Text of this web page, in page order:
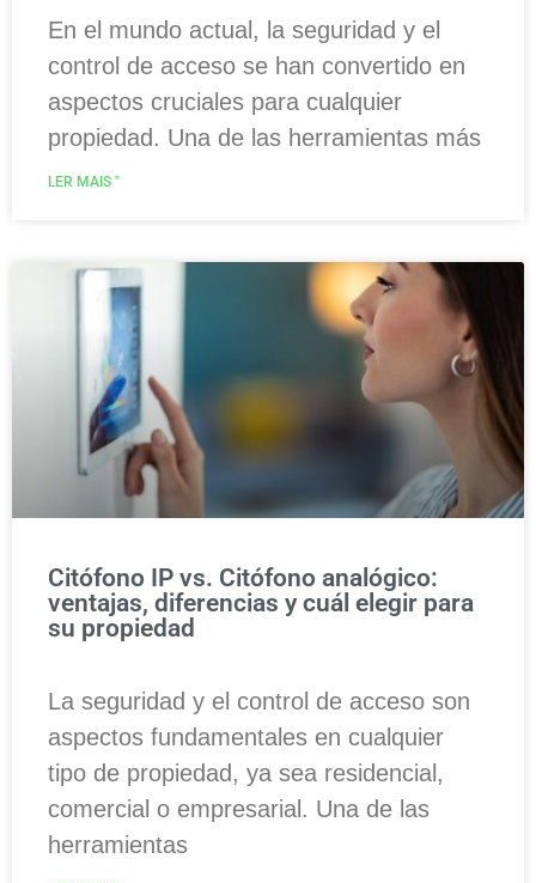
En el mundo actual, la seguridad y el
control de acceso se han convertido en
aspectos cruciales para cualquier
propiedad. Una de las herramientas más
LER MAIS "
Citófono IP vs. Citófono analógico:
ventajas, diferencias y cuál elegir para
su propiedad
La seguridad y el control de acceso son
aspectos fundamentales en cualquier
tipo de propiedad, ya sea residencial,
comercial o empresarial. Una de las
herramientas